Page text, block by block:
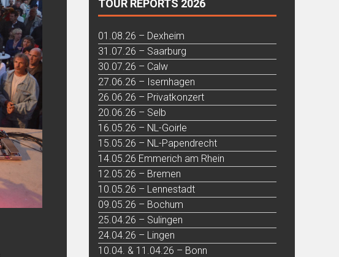
TOUR REPORTS 2026
01.08.26 – Dexheim
31.07.26 – Saarburg
30.07.26 – Calw
27.06.26 – Isernhagen
26.06.26 – Privatkonzert
20.06.26 – Selb
16.05.26 – NL-Goirle
15.05.26 – NL-Papendrecht
14.05.26 Emmerich am Rhein
12.05.26 – Bremen
10.05.26 – Lennestadt
09.05.26 – Bochum
25.04.26 – Sulingen
24.04.26 – Lingen
10.04. & 11.04.26 – Bonn